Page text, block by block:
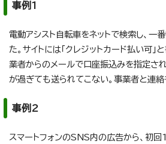
事例1
電動アシスト自転車をネットで検索し、一
た。サイトには「クレジットカード払い可」
業者からのメールで口座振込みを指定さ
が過ぎても送られてこない。事業者と連絡
事例2
スマートフォンのSNS内の広告から、初